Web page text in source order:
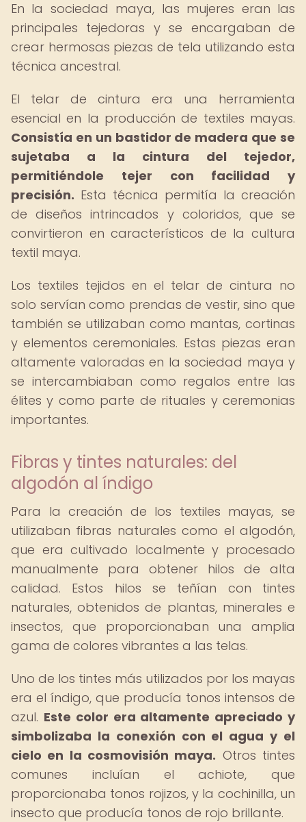
En la sociedad maya, las mujeres eran las
principales tejedoras y se encargaban de
crear hermosas piezas de tela utilizando esta
técnica ancestral.
El telar de cintura era una herramienta
esencial en la producción de textiles mayas.
Consistía en un bastidor de madera que se
sujetaba a la cintura del tejedor,
permitiéndole tejer con facilidad y
precisión. Esta técnica permitía la creación
de diseños intrincados y coloridos, que se
convirtieron en característicos de la cultura
textil maya.
Los textiles tejidos en el telar de cintura no
solo servían como prendas de vestir, sino que
también se utilizaban como mantas, cortinas
y elementos ceremoniales. Estas piezas eran
altamente valoradas en la sociedad maya y
se intercambiaban como regalos entre las
élites y como parte de rituales y ceremonias
importantes.
Fibras y tintes naturales: del
algodón al índigo
Para la creación de los textiles mayas, se
utilizaban fibras naturales como el algodón,
que era cultivado localmente y procesado
manualmente para obtener hilos de alta
calidad. Estos hilos se teñían con tintes
naturales, obtenidos de plantas, minerales e
insectos, que proporcionaban una amplia
gama de colores vibrantes a las telas.
Uno de los tintes más utilizados por los mayas
era el índigo, que producía tonos intensos de
azul. Este color era altamente apreciado y
simbolizaba la conexión con el agua y el
cielo en la cosmovisión maya. Otros tintes
comunes incluían el achiote, que
proporcionaba tonos rojizos, y la cochinilla, un
insecto que producía tonos de rojo brillante.